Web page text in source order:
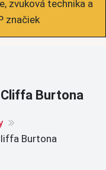
zvuková technika a
značiek
Burtona
Burtona